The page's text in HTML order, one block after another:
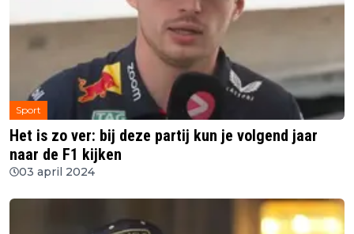
Sport
Het is zo ver: bij deze partij kun je volgend jaar
naar de F1 kijken
03 april 2024